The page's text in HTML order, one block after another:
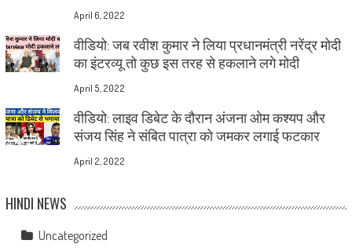
April 6, 2022
वीडियो: जब रवीश कुमार ने लिया प्रधानमंत्री नरेंद्र मोदी
का इंटरव्यू तो कुछ इस तरह से हकलाने लगे मोदी
April 5, 2022
वीडियो: लाइव डिबेट के दौरान अंजना ओम कश्यप और
संजय सिंह ने संबित पात्रा को जमकर लगाई फटकार
April 2, 2022
HINDI NEWS
Uncategorized